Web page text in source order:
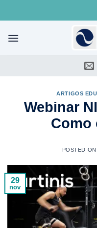
ARTIGOS
Webinar
Como
POSTED ON
29
nov